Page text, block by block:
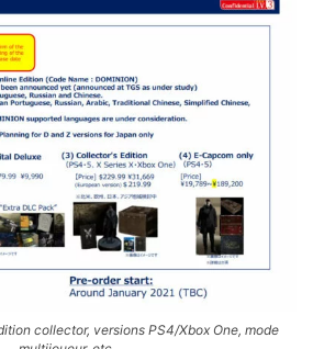
collector, versions PS4/Xbox One, mode